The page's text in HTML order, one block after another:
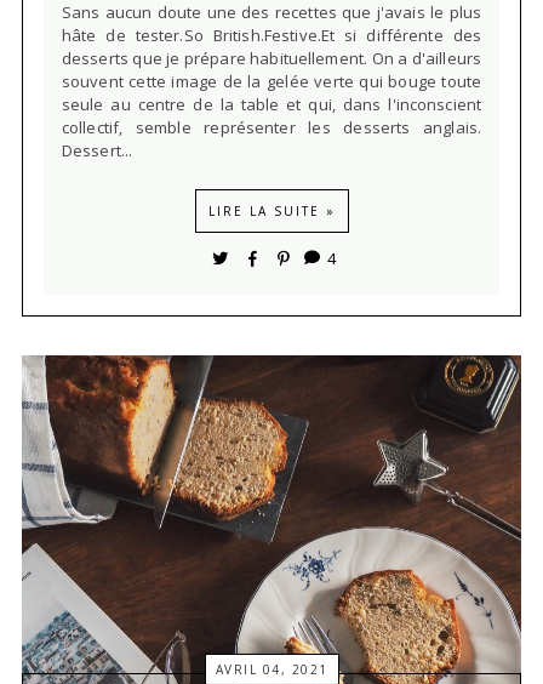
Sans aucun doute une des recettes que j'avais le plus
hâte de tester.So British.Festive.Et si différente des
desserts que je prépare habituellement. On a d'ailleurs
souvent cette image de la gelée verte qui bouge toute
seule au centre de la table et qui, dans l'inconscient
collectif, semble représenter les desserts anglais.
Dessert...
LIRE LA SUITE »
4
AVRIL 04, 2021